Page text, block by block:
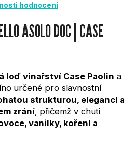
hodnocení
ASOLO DOC | CASE
loď vinařství Case Paolin a
určené pro slavnostní
strukturou, elegancí a
zrání , přičemž v chuti
vanilky, koření a